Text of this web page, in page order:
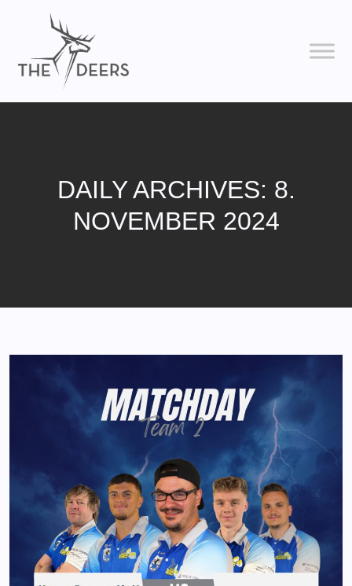
DAILY ARCHIVES: 8.
NOVEMBER 2024